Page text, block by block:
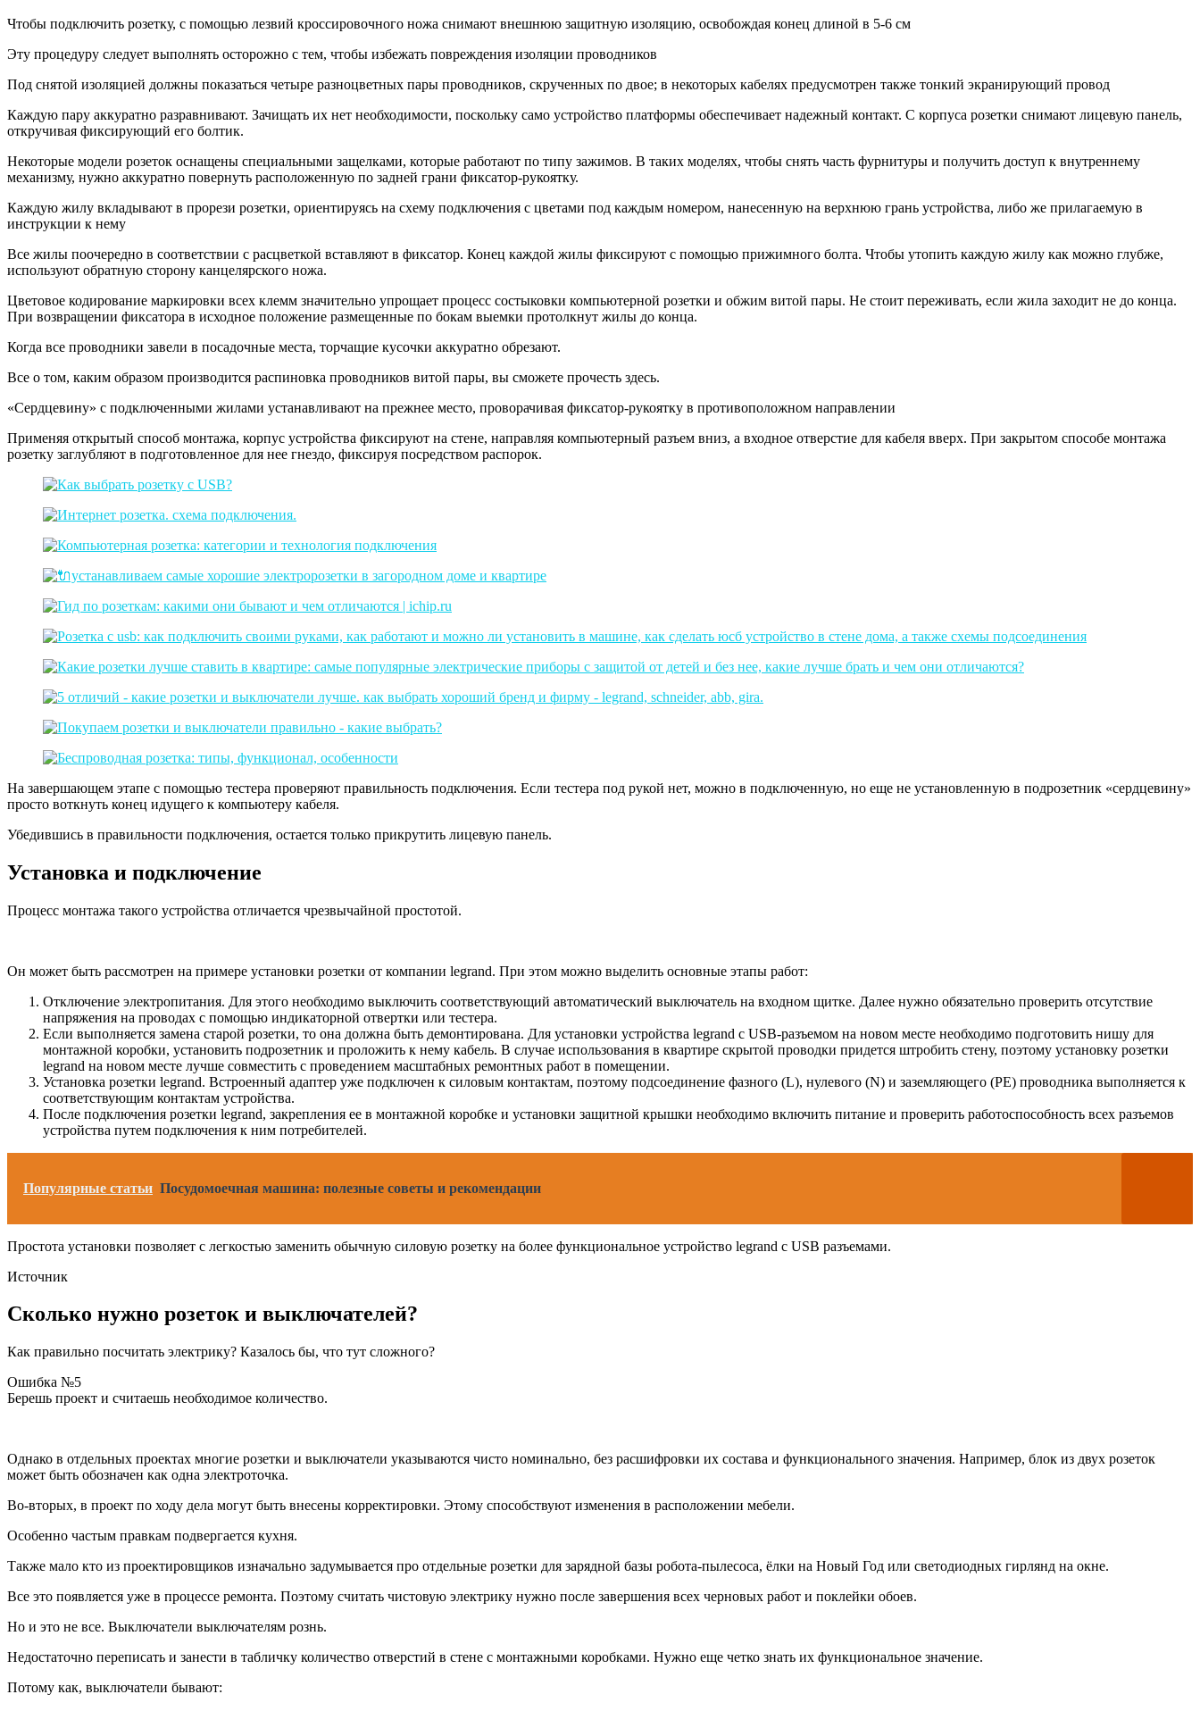
Чтобы подключить розетку, с помощью лезвий кроссировочного ножа снимают внешнюю защитную изоляцию, освобождая конец длиной в 5-6 см
Эту процедуру следует выполнять осторожно с тем, чтобы избежать повреждения изоляции проводников
Под снятой изоляцией должны показаться четыре разноцветных пары проводников, скрученных по двое; в некоторых кабелях предусмотрен также тонкий экранирующий провод
Каждую пару аккуратно разравнивают. Зачищать их нет необходимости, поскольку само устройство платформы обеспечивает надежный контакт. С корпуса розетки снимают лицевую панель,
откручивая фиксирующий его болтик.
Некоторые модели розеток оснащены специальными защелками, которые работают по типу зажимов. В таких моделях, чтобы снять часть фурнитуры и получить доступ к внутреннему
механизму, нужно аккуратно повернуть расположенную по задней грани фиксатор-рукоятку.
Каждую жилу вкладывают в прорези розетки, ориентируясь на схему подключения с цветами под каждым номером, нанесенную на верхнюю грань устройства, либо же прилагаемую в
инструкции к нему
Все жилы поочередно в соответствии с расцветкой вставляют в фиксатор. Конец каждой жилы фиксируют с помощью прижимного болта. Чтобы утопить каждую жилу как можно глубже,
используют обратную сторону канцелярского ножа.
Цветовое кодирование маркировки всех клемм значительно упрощает процесс состыковки компьютерной розетки и обжим витой пары. Не стоит переживать, если жила заходит не до конца.
При возвращении фиксатора в исходное положение размещенные по бокам выемки протолкнут жилы до конца.
Когда все проводники завели в посадочные места, торчащие кусочки аккуратно обрезают.
Все о том, каким образом производится распиновка проводников витой пары, вы сможете прочесть здесь.
«Сердцевину» с подключенными жилами устанавливают на прежнее место, проворачивая фиксатор-рукоятку в противоположном направлении
Применяя открытый способ монтажа, корпус устройства фиксируют на стене, направляя компьютерный разъем вниз, а входное отверстие для кабеля вверх. При закрытом способе монтажа
розетку заглубляют в подготовленное для нее гнездо, фиксируя посредством распорок.
На завершающем этапе с помощью тестера проверяют правильность подключения. Если тестера под рукой нет, можно в подключенную, но еще не установленную в подрозетник «сердцевину»
просто воткнуть конец идущего к компьютеру кабеля.
Убедившись в правильности подключения, остается только прикрутить лицевую панель.
Установка и подключение
Процесс монтажа такого устройства отличается чрезвычайной простотой.
Он может быть рассмотрен на примере установки розетки от компании legrand. При этом можно выделить основные этапы работ:
Отключение электропитания. Для этого необходимо выключить соответствующий автоматический выключатель на входном щитке. Далее нужно обязательно проверить отсутствие
напряжения на проводах с помощью индикаторной отвертки или тестера.
Если выполняется замена старой розетки, то она должна быть демонтирована. Для установки устройства legrand с USB-разъемом на новом месте необходимо подготовить нишу для
монтажной коробки, установить подрозетник и проложить к нему кабель. В случае использования в квартире скрытой проводки придется штробить стену, поэтому установку розетки
legrand на новом месте лучше совместить с проведением масштабных ремонтных работ в помещении.
Установка розетки legrand. Встроенный адаптер уже подключен к силовым контактам, поэтому подсоединение фазного (L), нулевого (N) и заземляющего (PE) проводника выполняется к
соответствующим контактам устройства.
После подключения розетки legrand, закрепления ее в монтажной коробке и установки защитной крышки необходимо включить питание и проверить работоспособность всех разъемов
устройства путем подключения к ним потребителей.
Популярные статьи Посудомоечная машина: полезные советы и рекомендации
Простота установки позволяет с легкостью заменить обычную силовую розетку на более функциональное устройство legrand с USB разъемами.
Источник
Сколько нужно розеток и выключателей?
Как правильно посчитать электрику? Казалось бы, что тут сложного?
Ошибка №5
Берешь проект и считаешь необходимое количество.
Однако в отдельных проектах многие розетки и выключатели указываются чисто номинально, без расшифровки их состава и функционального значения. Например, блок из двух розеток
может быть обозначен как одна электроточка.
Во-вторых, в проект по ходу дела могут быть внесены корректировки. Этому способствуют изменения в расположении мебели.
Особенно частым правкам подвергается кухня.
Также мало кто из проектировщиков изначально задумывается про отдельные розетки для зарядной базы робота-пылесоса, ёлки на Новый Год или светодиодных гирлянд на окне.
Все это появляется уже в процессе ремонта. Поэтому считать чистовую электрику нужно после завершения всех черновых работ и поклейки обоев.
Но и это не все. Выключатели выключателям рознь.
Недостаточно переписать и занести в табличку количество отверстий в стене с монтажными коробками. Нужно еще четко знать их функциональное значение.
Потому как, выключатели бывают: